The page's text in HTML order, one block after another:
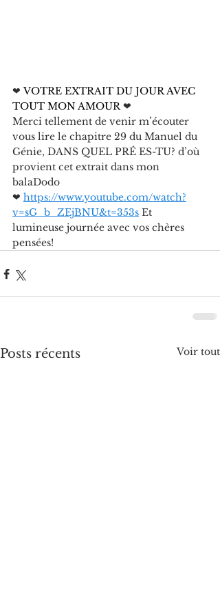
❤ VOTRE EXTRAIT DU JOUR AVEC
TOUT MON AMOUR ❤
Merci tellement de venir m’écouter
vous lire le chapitre 29 du Manuel du
Génie, DANS QUEL PRÉ ES-TU? d’où
provient cet extrait dans mon
balaDodo
❤ https://www.youtube.com/watch?
v=sG_b_ZEjBNU&t=353s Et
lumineuse journée avec vos chères
pensées!
Posts récents Voir tout